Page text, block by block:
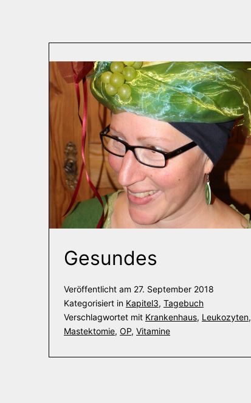
Gesundes
Veröffentlicht am 27. September 2018
Kategorisiert in Kapitel3, Tagebuch
Verschlagwortet mit Krankenhaus, Leukozyten,
Mastektomie, OP, Vitamine